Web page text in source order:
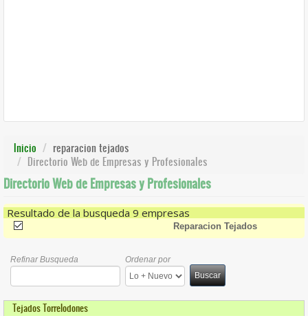
Inicio
reparacion tejados
Directorio Web de Empresas y Profesionales
Directorio Web de Empresas y Profesionales
Resultado de la busqueda 9 empresas
(-) Reparacion Tejados
Refinar Busqueda
Ordenar por
Buscar
Tejados Torrelodones